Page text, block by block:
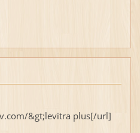
&gt;levitra plus[/url]